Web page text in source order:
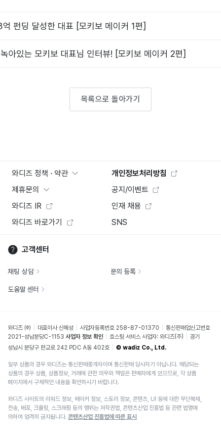
펀딩 달성한 대표 [모키보 메이커 1편]
아있는 모키보 대표님 인터뷰! [모키보 메이커 2편]
목록으로 돌아가기
와디즈 정책 · 약관
개인정보처리방침
제휴문의
공지/이벤트
와디즈 IR
인재 채용
와디즈 바로가기
SNS
고객센터
채팅 상담 문의 등록
도움말 센터
와디즈 ㈜ 대표이사 신혜성 사업자등록번호 258-87-01370
통신판매업신고번호
2021-성남분당C-1153 사업자 정보 확인 호스팅 서비스 사업자: 와디즈(주)
경기
성남시 분당구 판교로 242 PDC A동 402호
© wadiz Co., Ltd.
일부 상품의 경우 와디즈는 통신판매중개자이며 통신판매 당사자가 아닙니다. 해당되는
상품의 경우 상품, 상품정보, 거래에 관한 의무와 책임은 판매자에게 있으므로, 각 상품
페이지에서 구체적인 내용을 확인하시기 바랍니다.
와디즈 사이트의 리워드 정보, 메이커 정보, 스토리 정보, 콘텐츠, UI 등에 대한 무단복제,
전송, 배포, 크롤링, 스크래핑 등의 행위는 저작권법, 콘텐츠산업 진흥법 등 관련 법령에
의하여 엄격히 금지됩니다. 콘텐츠산업 진흥법에 따른 표시